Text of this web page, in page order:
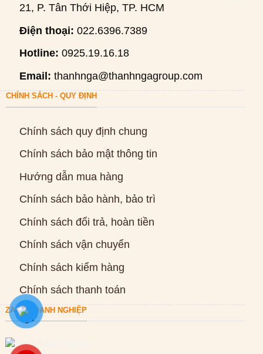
21, P. Tân Thới Hiệp, TP. HCM
Điện thoại: 022.6396.7389
Hotline: 0925.19.16.18
Email: thanhnga@thanhngagroup.com
CHÍNH SÁCH - QUY ĐỊNH
Chính sách quy định chung
Chính sách bảo mật thông tin
Hướng dẫn mua hàng
Chính sách bảo hành, bảo trì
Chính sách đổi trả, hoàn tiền
Chính sách vận chuyển
Chính sách kiểm hàng
Chính sách thanh toán
ZALO DOANH NGHIỆP